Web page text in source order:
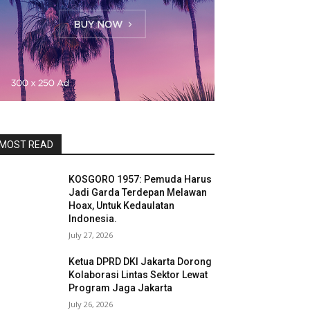
READ
KOSGORO 1957: Pemuda Harus
Jadi Garda Terdepan Melawan
Hoax, Untuk Kedaulatan
Indonesia.
July 27, 2026
Ketua DPRD DKI Jakarta Dorong
Kolaborasi Lintas Sektor Lewat
Program Jaga Jakarta
July 26, 2026